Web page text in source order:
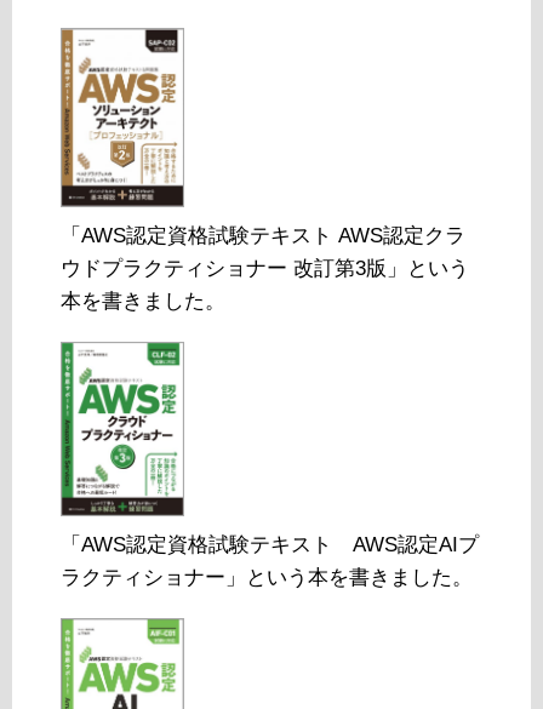
「AWS認定資格試験テキスト AWS認定クラ
ウドプラクティショナー 改訂第3版」という
本を書きました。
「AWS認定資格試験テキスト AWS認定AIプ
ラクティショナー」という本を書きました。